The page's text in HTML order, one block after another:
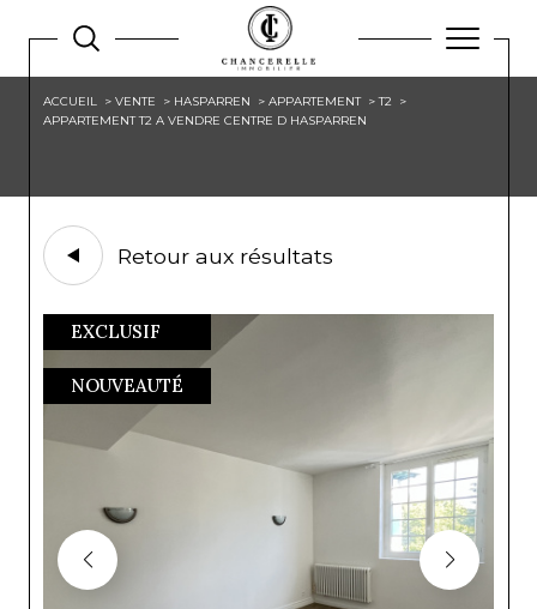
ACCUEIL VENTE HASPARREN APPARTEMENT
T2
APPARTEMENT T2 A VENDRE CENTRE D HASPARREN
Retour aux résultats
EXCLUSIF
NOUVEAUTÉ